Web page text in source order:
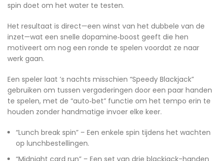
spin doet om het water te testen.
Het resultaat is direct—een winst van het dubbele van de
inzet—wat een snelle dopamine‑boost geeft die hen
motiveert om nog een ronde te spelen voordat ze naar
werk gaan.
Een speler laat ’s nachts misschien “Speedy Blackjack”
gebruiken om tussen vergaderingen door een paar handen
te spelen, met de “auto‑bet” functie om het tempo erin te
houden zonder handmatige invoer elke keer.
“Lunch break spin” – Een enkele spin tijdens het wachten
op lunchbestellingen.
“Midnight card run” – Een set van drie blackjack-handen